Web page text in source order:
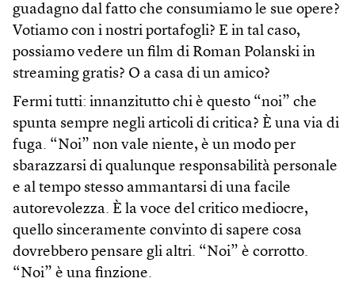
guadagno dal fatto che consumiamo le sue opere?
Votiamo con i nostri portafogli? E in tal caso,
possiamo vedere un film di Roman Polanski in
streaming gratis? O a casa di un amico?
Fermi tutti: innanzitutto chi è questo “noi” che
spunta sempre negli articoli di critica? È una via di
fuga. “Noi” non vale niente, è un modo per
sbarazzarsi di qualunque responsabilità personale
e al tempo stesso ammantarsi di una facile
autorevolezza. È la voce del critico mediocre,
quello sinceramente convinto di sapere cosa
dovrebbero pensare gli altri. “Noi” è corrotto.
“Noi” è una finzione.